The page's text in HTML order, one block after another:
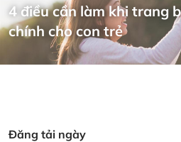
4 điều cần làm khi trang
chính cho con trẻ
Đăng tải ngày